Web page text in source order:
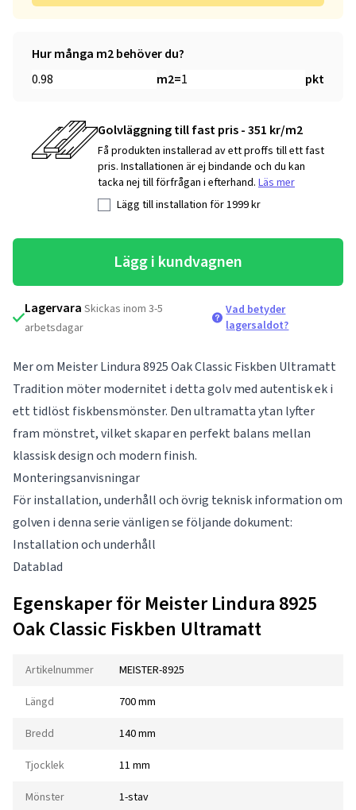
Hur många m2 behöver du?
m2= pkt
Golvläggning till fast pris - 351 kr/m2
Få produkten installerad av ett proffs till ett fast
pris. Installationen är ej bindande och du kan
tacka nej till förfrågan i efterhand.Läs mer
Lägg till installation för1999kr
Lägg i kundvagnen
Lagervara Skickas inom 3-5
arbetsdagar
Vad betyder
lagersaldot?
Mer om Meister Lindura 8925 Oak Classic Fiskben Ultramatt
Tradition möter modernitet i detta golv med autentisk ek i
ett tidlöst fiskbensmönster. Den ultramatta ytan lyfter
fram mönstret, vilket skapar en perfekt balans mellan
klassisk design och modern finish.
Monteringsanvisningar
För installation, underhåll och övrig teknisk information om
golven i denna serie vänligen se följande dokument:
Installation och underhåll
Datablad
Egenskaper för Meister Lindura 8925
Oak Classic Fiskben Ultramatt
Artikelnummer MEISTER-8925
Längd 700 mm
Bredd 140 mm
Tjocklek 11 mm
Mönster 1-stav